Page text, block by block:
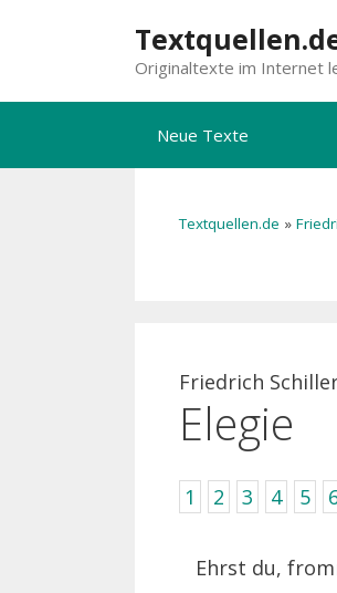
Originaltexte im Internet
Neue Texte
Textquellen.de »
Friedrich
Elegie
1 2 3 4 5
Ehrst du,